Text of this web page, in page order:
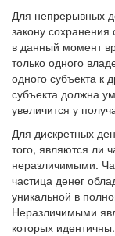
Для непрерывных
закону
в данный момент
только одного
одного субъекта к
субъекта должна
увеличится у
Для дискретных
того, являются ли
неразличимыми.
частица денег
уникальной в
Неразличимыми
которых идентичны.